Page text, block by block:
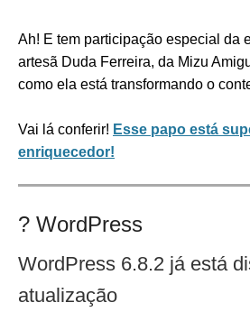
Ah! E tem participação especial da
artesã Duda Ferreira, da Mizu
como ela está transformando o
Vai lá conferir! Esse papo está
enriquecedor!
?️ WordPress
WordPress 6.8.2 já está
atualização